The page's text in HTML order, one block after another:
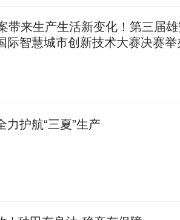
带来生产生活新变化！第三届
际智慧城市创新技术大赛决赛举
力护航“三夏”生产